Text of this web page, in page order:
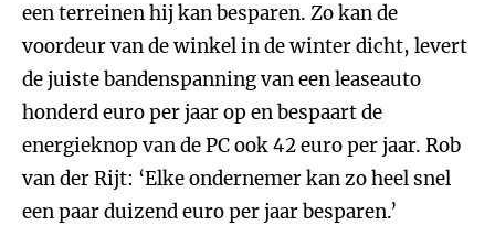
een terreinen hij kan besparen. Zo kan de
voordeur van de winkel in de winter dicht, levert
de juiste bandenspanning van een leaseauto
honderd euro per jaar op en bespaart de
energieknop van de PC ook 42 euro per jaar. Rob
van der Rijt: ‘Elke ondernemer kan zo heel snel
een paar duizend euro per jaar besparen.’